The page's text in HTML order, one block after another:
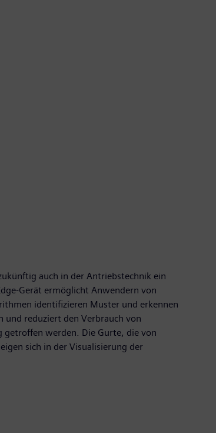
auch in der Antriebstechnik ein
Gerät ermöglicht Anwendern von
identifizieren Muster und erkennen
und reduziert den Verbrauch von
getroffen werden. Die Gurte, die von
sich in der Visualisierung der